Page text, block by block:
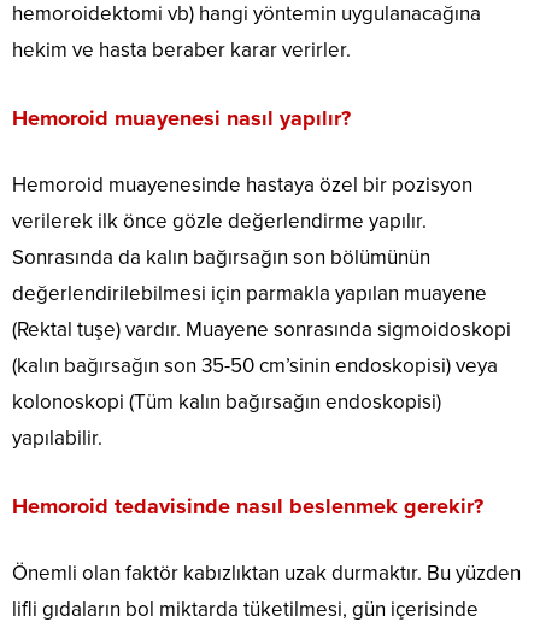
hemoroidektomi vb) hangi yöntemin uygulanacağına
hekim ve hasta beraber karar verirler.
Hemoroid muayenesi nasıl yapılır?
Hemoroid muayenesinde hastaya özel bir pozisyon
verilerek ilk önce gözle değerlendirme yapılır.
Sonrasında da kalın bağırsağın son bölümünün
değerlendirilebilmesi için parmakla yapılan muayene
(Rektal tuşe) vardır. Muayene sonrasında sigmoidoskopi
(kalın bağırsağın son 35-50 cm’sinin endoskopisi) veya
kolonoskopi (Tüm kalın bağırsağın endoskopisi)
yapılabilir.
Hemoroid tedavisinde nasıl beslenmek gerekir?
Önemli olan faktör kabızlıktan uzak durmaktır. Bu yüzden
lifli gıdaların bol miktarda tüketilmesi, gün içerisinde